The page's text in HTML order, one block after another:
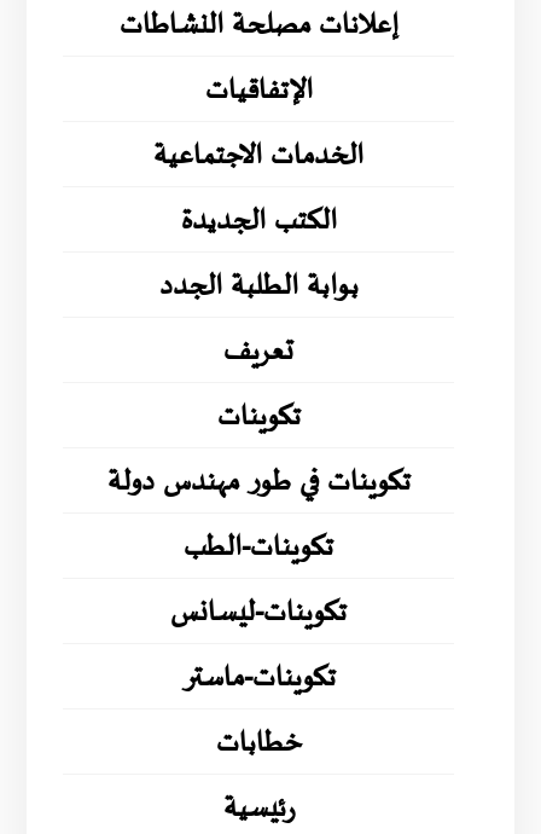
إعلانات مصلحة النشاطات
الإتفاقيات
الخدمات الاجتماعية
الكتب الجديدة
بوابة الطلبة الجدد
تعريف
تكوينات
تكوينات في طور مهندس دولة
تكوينات-الطب
تكوينات-ليسانس
تكوينات-ماستر
خطابات
رئيسية